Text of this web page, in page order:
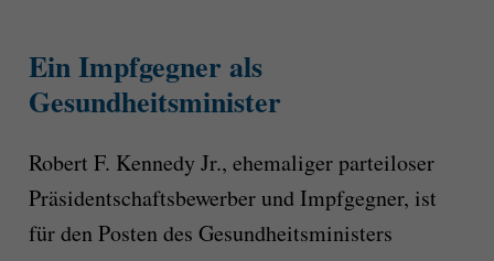
Ein Impfgegner als
Gesundheitsminister
Robert F. Kennedy Jr., ehemaliger parteiloser
Präsidentschaftsbewerber und Impfgegner, ist
für den Posten des Gesundheitsministers